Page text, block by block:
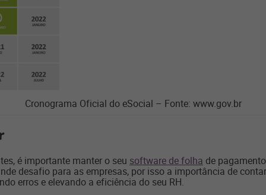
Cronograma Oficial do eSocial – Fonte: www.gov.br
é importante manter o seu software de folha de
desafio para as empresas, por isso a importância de
erros e elevando a eficiência do seu RH.